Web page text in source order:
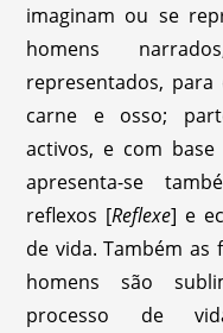
imaginam ou se
homens
representados,
carne e osso;
activos, e com
apresenta-se
reflexos [Reflexe] e
de vida. Também as
homens são
processo de